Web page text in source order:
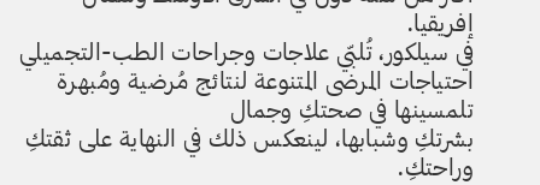
إفريقيا.
في سيلكور، تُلبّي علاجات وجراحات الطب-التجميلي
احتياجات المرضى المتنوعة لنتائج مُرضية ومُبهرة
تلمسينها في صحتكِ وجمال
بشرتكِ وشبابها، لينعكس ذلك في النهاية على ثقتكِ
وراحتكِ.